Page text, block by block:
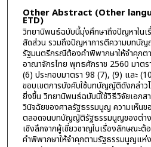
Other Abstract (Other
ETD)
วิทยานิพนธ์ฉบับนี้มุ่งศึกษาถึงปัญหาในเ
สัดส่วน รวมถึงปัญหาการตีความบทบั
รัฐมนตรีกรณีต้องคำพิพากษาให้จำคุก
อาณาจักรไทย พุทธศักราช 2560 มาต
(6) ประกอบมาตรา 98 (7), (9) และ
ขอบเขตการบังคับใช้บทบัญญัติดังกล่าว
ยิ่งขึ้น วิทยานิพนธ์ฉบับนี้ใช้วิธีวิจัยเอกส
วินิจฉัยของศาลรัฐธรรมนูญ ความเห็น
ตลอดจนบทบัญญัติรัฐธรรมนูญของต่าง
เชิงลึกจากผู้เชี่ยวชาญในเรื่องลักษณะ
คำพิพากษาให้จำคุกตามรัฐธรรมนูญแห่